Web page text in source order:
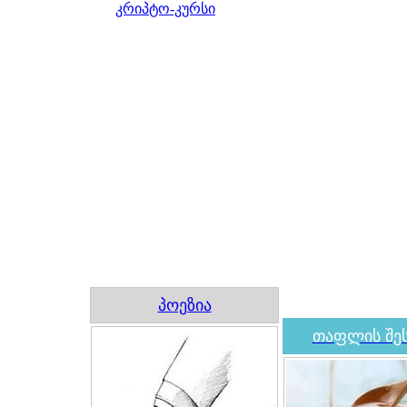
კრიპტო-კურსი
პოეზია
თაფლის